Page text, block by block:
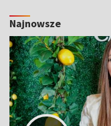
Najnowsze